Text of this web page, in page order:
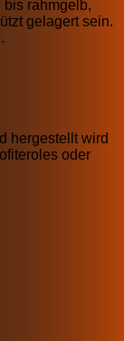
bis rahmgelb,
gelagert sein.
hergestellt wird
oder